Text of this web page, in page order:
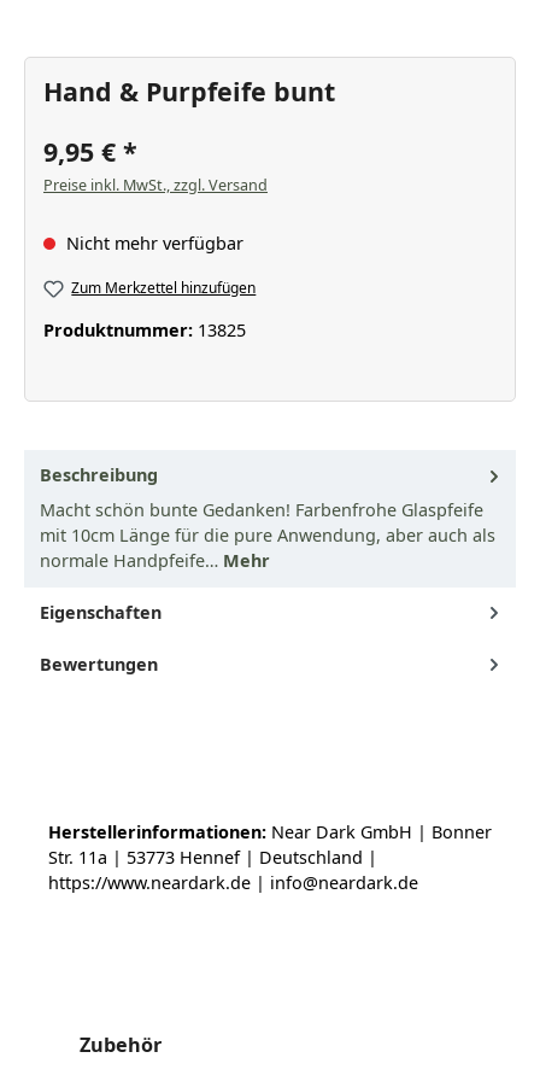
Hand & Purpfeife bunt
9,95 €
Preise inkl. MwSt., zzgl. Versand
Nicht mehr verfügbar
Zum Merkzettel hinzufügen
Produktnummer: 13825
Beschreibung
Macht schön bunte Gedanken! Farbenfrohe Glaspfeife
mit 10cm Länge für die pure Anwendung, aber auch als
normale Handpfeife… Mehr
Eigenschaften
Bewertungen
Herstellerinformationen: Near Dark GmbH | Bonner
Str. 11a | 53773 Hennef | Deutschland |
https://www.neardark.de | info@neardark.de
Produktgalerie überspringen
Zubehör